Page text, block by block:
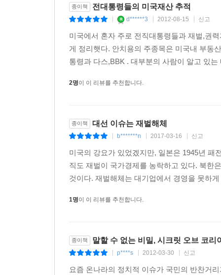
종이책 전대통령들의 미국재산 추적
d******3 2012-08-15 신고
미국에서 혼자 주로 전직대통령들과 재벌,권
게 정리햇다. 안치용의 주종목은 미국내 부동
통령과 다스,BBK . 대부분의 사람이 알고 있
2명이 이 리뷰를 추천합니다.
종이책 대선 이슈는 재벌해체
b*******n 2017-03-16 신고
미국의 강요가 있었겠지만, 일본은 1945년 패
직도 재벌이 국가경제를 농락하고 있다. 북한
것이다. 재벌해체는 대기업에서 경영을 못하
1명이 이 리뷰를 추천합니다.
종이책 말할 수 없는 비밀, 시크릿 오브 코리
p****s 2012-03-30 신고
요즘 온나라의 정치적 이슈가 국민의 반찬거